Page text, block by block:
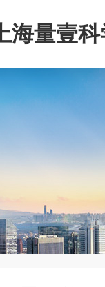
海量壹